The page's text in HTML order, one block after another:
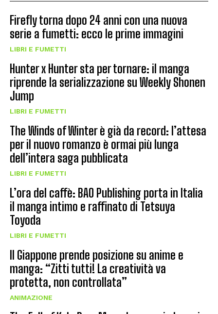
Firefly torna dopo 24 anni con una nuova
serie a fumetti: ecco le prime immagini
LIBRI E FUMETTI
Hunter x Hunter sta per tornare: il manga
riprende la serializzazione su Weekly Shonen
Jump
LIBRI E FUMETTI
The Winds of Winter è già da record: l’attesa
per il nuovo romanzo è ormai più lunga
dell’intera saga pubblicata
LIBRI E FUMETTI
L’ora del caffè: BAO Publishing porta in Italia
il manga intimo e raffinato di Tetsuya
Toyoda
LIBRI E FUMETTI
Il Giappone prende posizione su anime e
manga: “Zitti tutti! La creatività va
protetta, non controllata”
ANIMAZIONE